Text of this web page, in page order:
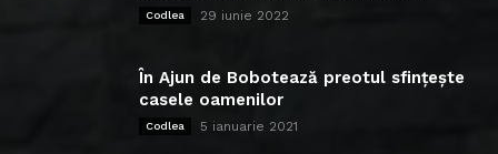
Codlea 29 iunie 2022
În Ajun de Bobotează preotul sfințește
casele oamenilor
Codlea 5 ianuarie 2021